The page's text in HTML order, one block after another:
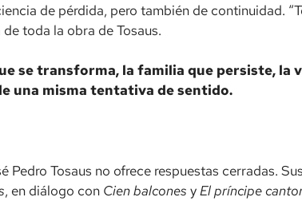
de pérdida, pero también de continuidad.
toda la obra de Tosaus.
se transforma, la familia que persiste, la
una misma tentativa de sentido.
Pedro Tosaus no ofrece respuestas cerradas.
, en diálogo con Cien balcones yEl príncipe